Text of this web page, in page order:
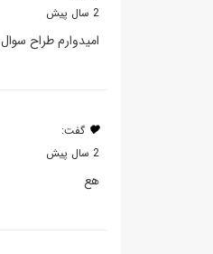
2 سال پیش
امیدوارم طراح سوال mjنباشه
🖤 گفت:
2 سال پیش
هع